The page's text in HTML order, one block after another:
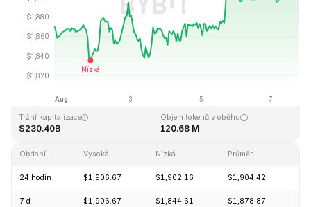
Naposledy aktualizováno: 2026-08-07, 18:49 GMT+0
$4,946.05 $0.432979
Tržní kapitalizace
$230.40B
Objem tokenů v oběhu
120.68 M
Období Vysoká Nízká Průměr
24 hodin $1,906.67 $1,902.16 $1,904.42
7 d $1,906.67 $1,844.61 $1,878.87